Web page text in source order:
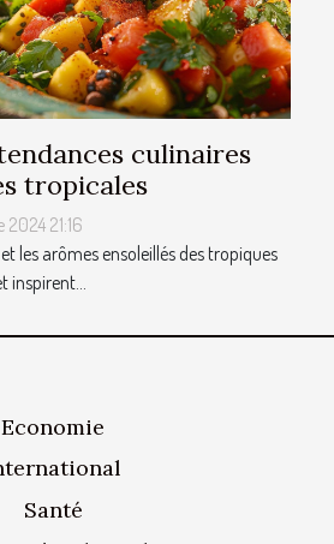
culinaires
tropicales
21:16
les arômes ensoleillés des tropiques
Economie
Santé